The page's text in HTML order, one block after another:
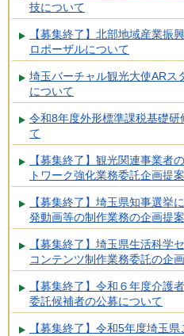
技について
【募集終了】北部地域産業振
ロポーザルについて
埼玉バーチャル観光大使ARス
について
令和8年度外形標準課税基礎
て
【募集終了】観光関連事業者
トワーク強化業務委託企画提
【募集終了】埼玉県知事選挙
発動画等の制作業務の企画提
【募集終了】埼玉県生活科学
コンテンツ制作業務委託の企
【募集終了】令和６年度介護
委託候補者の公募について
【募集終了】令和5年度埼玉